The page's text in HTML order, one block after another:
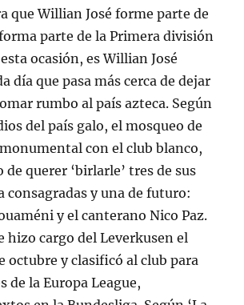
que Willian José forme parte de
parte de la Primera división
ocasión, es Willian José
día que pasa más cerca de dejar
rumbo al país azteca. Según
del país galo, el mosqueo de
con el club blanco,
querer ‘birlarle’ tres de sus
consagradas y una de futuro:
y el canterano Nico Paz.
hizo cargo del Leverkusen el
octubre y clasificó al club para
de la Europa League,